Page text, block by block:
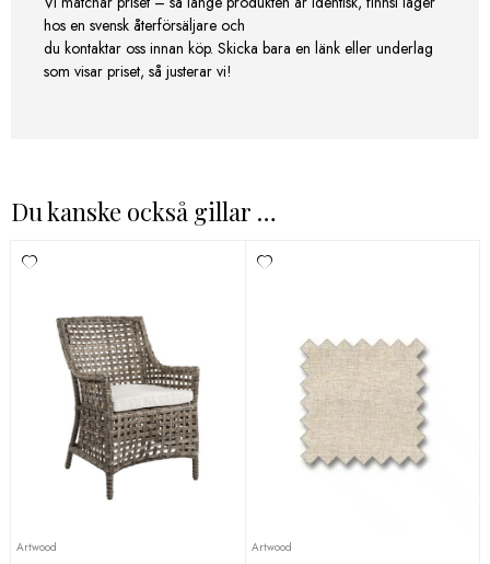
hos en svensk återförsäljare och
du kontaktar oss innan köp. Skicka bara en länk eller underlag
som visar priset, så justerar vi!
Du kanske också gillar …
Artwood Artwood